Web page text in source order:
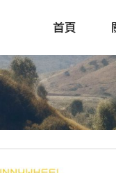
首頁
指南 TBS